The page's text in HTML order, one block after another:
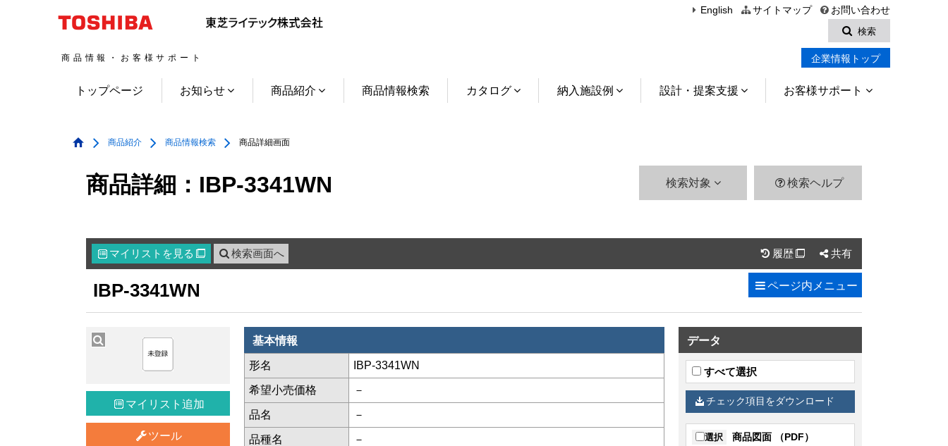
English サイトマップ
お問い合わせ
検索
商品情報・お客様サポート 企業情報トップ
トップページ お知らせ 商品紹介 商品情報検索 カタログ 納入施設例 設計・提案支援 お客様サポート
商品紹介 商品情報検索 商品詳細画面
商品詳細：IBP-3341WN 検索対象 検索ヘルプ
マイリスト を見る  検索画面へ 履歴  共有
IBP-3341WN ページ内 メニュー
マイリスト追加
ツール
基本情報
形名 IBP-3341WN
希望小売価格 －
品名 －
品種名 －
データ
すべて選択
チェック項目をダウンロード
選択 商品図面 （PDF）